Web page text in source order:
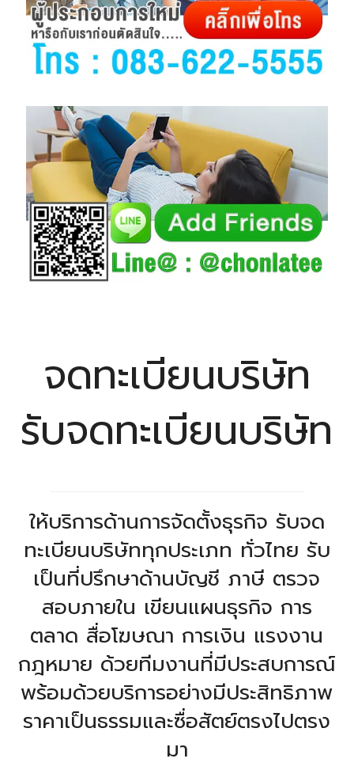
จดทะเบียนบริษัท
รับจดทะเบียนบริษัท
ให้บริการด้านการจัดตั้งธุรกิจ รับจด
ทะเบียนบริษัททุกประเภท ทั่วไทย รับ
เป็นที่ปรึกษาด้านบัญชี ภาษี ตรวจ
สอบภายใน เขียนแผนธุรกิจ การ
ตลาด สื่อโฆษณา การเงิน แรงงาน
กฎหมาย ด้วยทีมงานที่มีประสบการณ์
พร้อมด้วยบริการอย่างมีประสิทธิภาพ
ราคาเป็นธรรมและซื่อสัตย์ตรงไปตรง
มา